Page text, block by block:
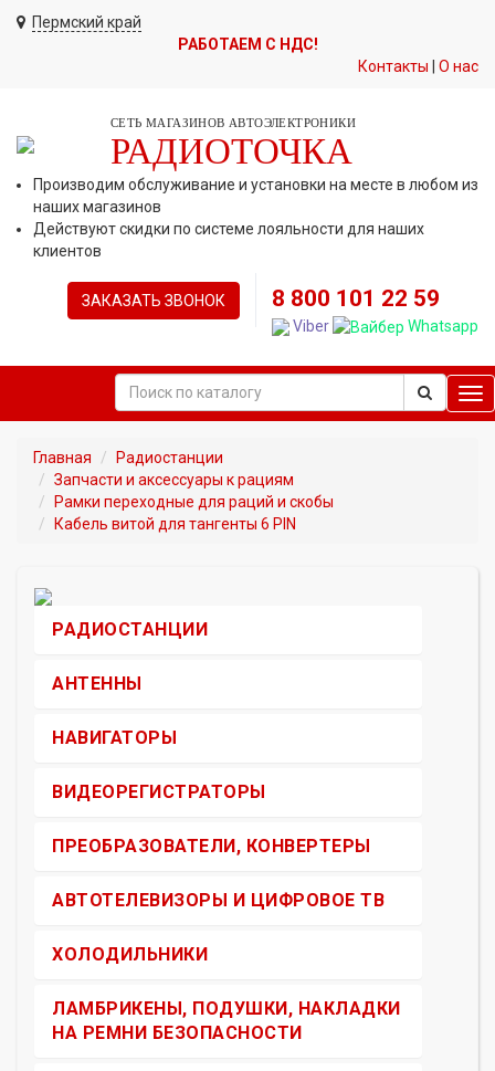
Пермский край
РАБОТАЕМ С НДС!
Контакты
О нас
СЕТЬ МАГАЗИНОВ АВТОЭЛЕКТРОНИКИ
РАДИОТОЧКА
Производим обслуживание и установки на месте в любом из
наших магазинов
Действуют скидки по системе лояльности для наших
клиентов
ЗАКАЗАТЬ ЗВОНОК 8 800 101 22 59
Viber Whatsapp
Главная
Радиостанции
Запчасти и аксессуары к рациям
Рамки переходные для раций и скобы
Кабель витой для тангенты 6 PIN
РАДИОСТАНЦИИ
АНТЕННЫ
НАВИГАТОРЫ
ВИДЕОРЕГИСТРАТОРЫ
ПРЕОБРАЗОВАТЕЛИ, КОНВЕРТЕРЫ
АВТОТЕЛЕВИЗОРЫ И ЦИФРОВОЕ ТВ
ХОЛОДИЛЬНИКИ
ЛАМБРИКЕНЫ, ПОДУШКИ, НАКЛАДКИ
НА РЕМНИ БЕЗОПАСНОСТИ